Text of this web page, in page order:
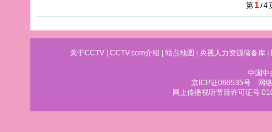
第 1/4
关于CCTV| CCTV.com介绍 站点地图 央视人力资源储备库|
中国中
京ICP证060535号网络
网上传播视听节目许可证号